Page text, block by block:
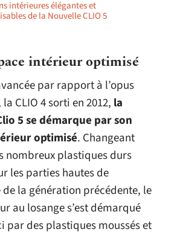
intérieures élégantes et
de la Nouvelle CLIO 5
intérieur optimisé
par rapport à l’opus
CLIO 4 sorti en 2012, la
5 se démarque par son
optimisé. Changeant
nombreux plastiques durs
les parties hautes de
de la génération précédente, le
au losange s’est démarqué
par des plastiques moussés et